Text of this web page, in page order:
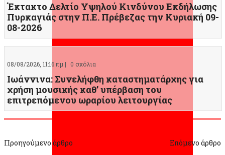
Έκτακτο Δελτίο Υψηλού Κινδύνου Εκδήλωσης
Πυρκαγιάς στην Π.Ε. Πρέβεζας την Κυριακή 09-
08-2026
08/08/2026, 11:16 πμ | 0 σχόλια
Ιωάννινα: Συνελήφθη καταστηματάρχης για
χρήση μουσικής καθ’ υπέρβαση του
επιτρεπόμενου ωραρίου λειτουργίας
Προηγούμενο άρθρο Επόμενο άρθρο